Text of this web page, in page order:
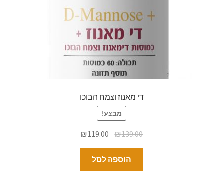
די מאנוז וצמח הבוכו
מבצע!
₪139.00
₪119.00
הוספה לסל